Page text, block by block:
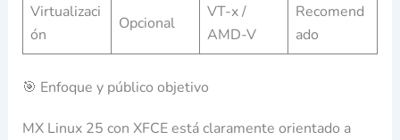
Virtualizaci
ón
Opcional
VT-x /
AMD-V
Recomend
ado
🎯 Enfoque y público objetivo
MX Linux 25 con XFCE está claramente orientado a